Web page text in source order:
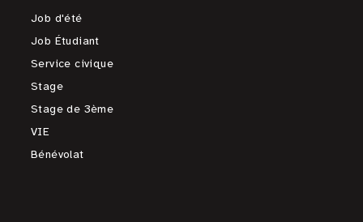
Job d'été
Job Étudiant
Service civique
Stage
Stage de 3ème
VIE
Bénévolat